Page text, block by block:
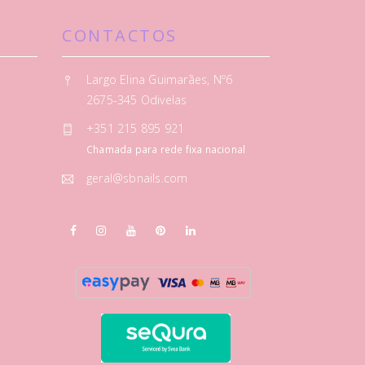
CONTACTOS
Largo Elina Guimarães, Nº6
2675-345 Odivelas
+351 215 895 921
Chamada para rede fixa nacional
geral@sbnails.com